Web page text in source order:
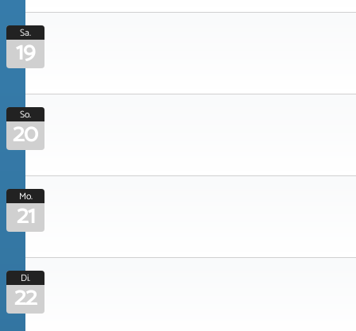
Sa.
19
So.
20
Mo.
21
Di.
22